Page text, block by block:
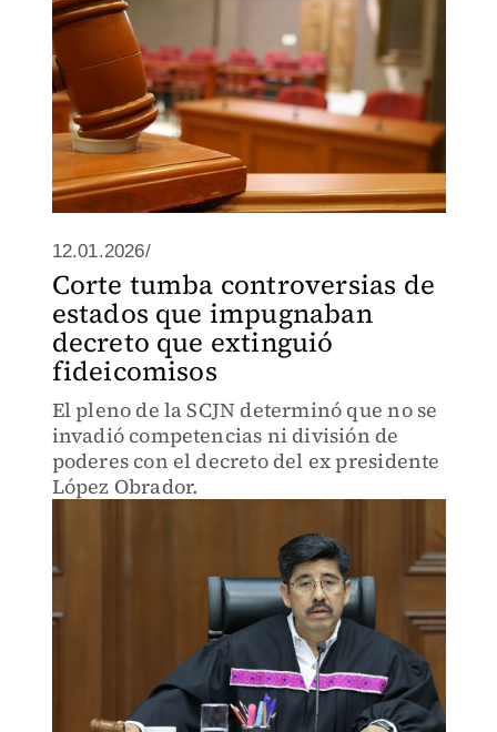
12.01.2026/
Corte tumba controversias de
estados que impugnaban
decreto que extinguió
fideicomisos
El pleno de la SCJN determinó que no se
invadió competencias ni división de
poderes con el decreto del ex presidente
López Obrador.